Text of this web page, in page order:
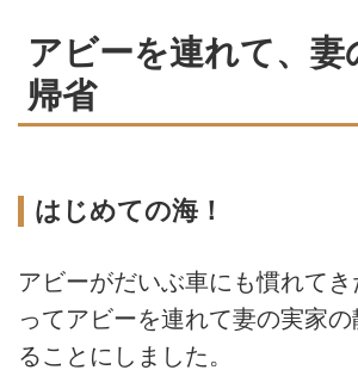
アビーを連れて、妻
帰省
はじめての海！
アビーがだいぶ車にも慣れて
ってアビーを連れて妻の実家
ることにしました。